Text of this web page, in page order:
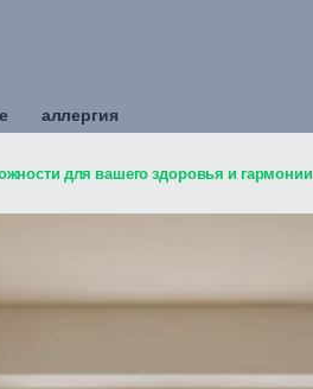
аллергия
для вашего здоровья и гармонии